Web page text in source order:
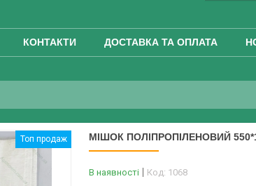
КОНТАКТИ ДОСТАВКА ТА ОПЛАТА
Топ продаж МІШОК ПОЛІПРОПІЛЕНОВИЙ
В наявності Код: 1068